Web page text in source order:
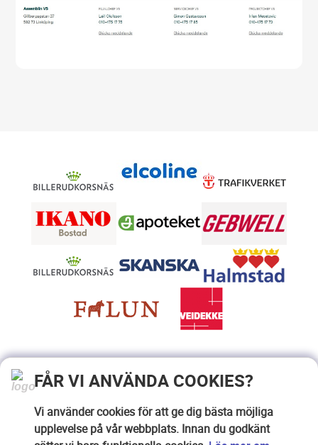
FÅR VI ANVÄNDA COOKIES?
Vi använder cookies för att ge dig bästa möjliga
upplevelse på vår webbplats. Innan du godkänt